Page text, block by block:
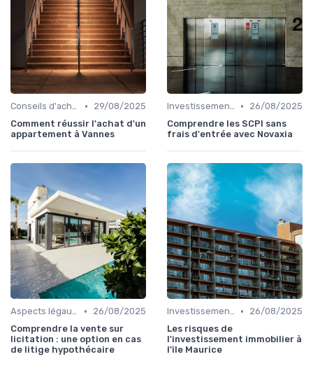
Conseils d'achat immobilier •
29/08/2025
Comment réussir l'achat d'un
appartement à Vannes
Investissement locatif •
26/08/2025
Comprendre les SCPI sans
frais d'entrée avec Novaxia
Aspects légaux et fiscaux •
26/08/2025
Comprendre la vente sur
licitation : une option en cas
de litige hypothécaire
Investissement locatif •
26/08/2025
Les risques de
l'investissement immobilier à
l'île Maurice